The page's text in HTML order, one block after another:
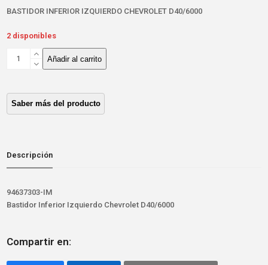
BASTIDOR INFERIOR IZQUIERDO CHEVROLET D40/6000
2 disponibles
BASTIDOR
INFERIOR
CHEVROLET
D40/6000
cantidad
Añadir al carrito
Descripción
94637303-IM
Bastidor Inferior Izquierdo Chevrolet D40/6000
Compartir en: